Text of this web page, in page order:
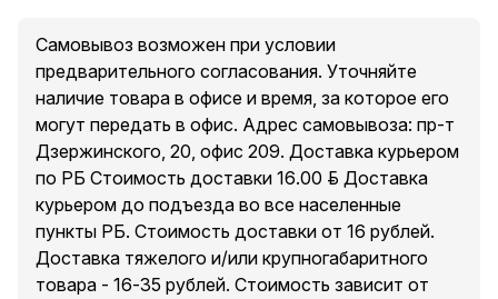
Самовывоз возможен при условии
предварительного согласования. Уточняйте
наличие товара в офисе и время, за которое его
могут передать в офис. Адрес самовывоза: пр-т
Дзержинского, 20, офис 209. Доставка курьером
по РБ Стоимость доставки 16.00 руб. Доставка
курьером до подъезда во все населенные
пункты РБ. Стоимость доставки от 16 рублей.
Доставка тяжелого и/или крупногабаритного
товара - 16-35 рублей. Стоимость зависит от